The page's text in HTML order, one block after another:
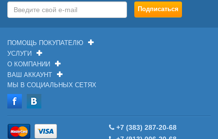
ПОМОЩЬ ПОКУПАТЕЛЮ
УСЛУГИ
О КОМПАНИИ
ВАШ АККАУНТ
МЫ В СОЦИАЛЬНЫХ СЕТЯХ
+7 (383) 287-20-68